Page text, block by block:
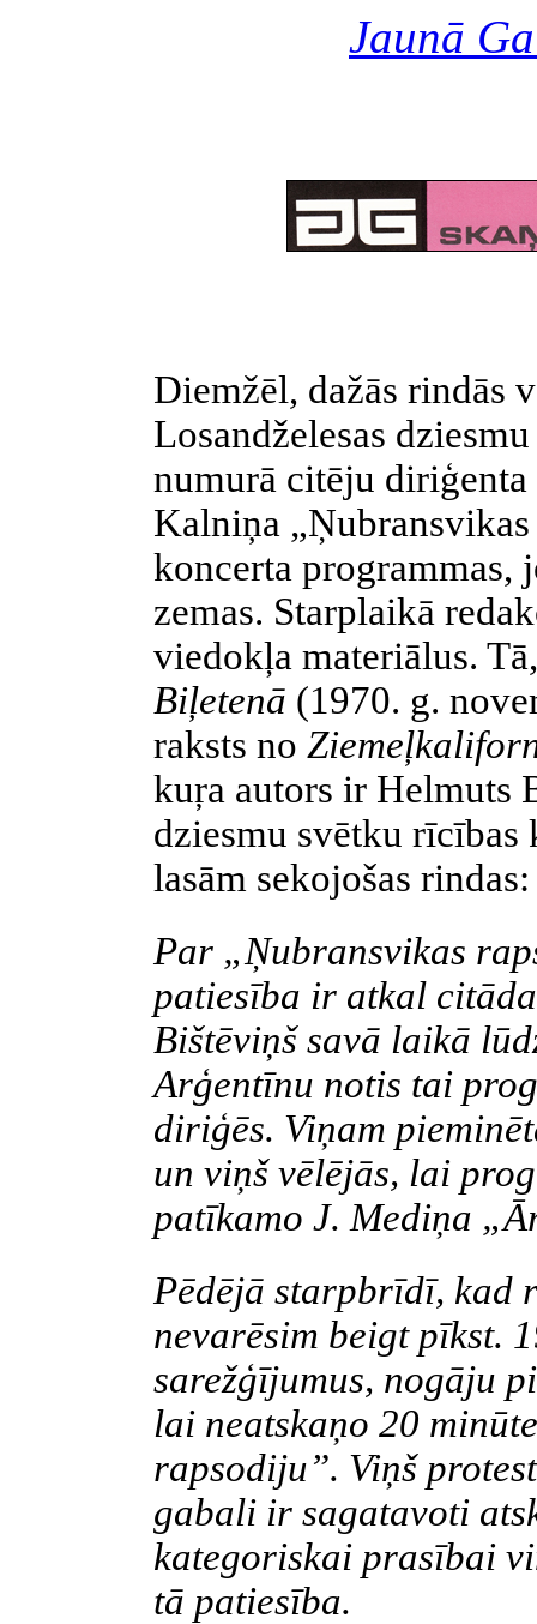
Jaunā
Diemžēl, dažās rindās
Losandželesas
numurā citēju
Kalniņa
koncerta programmas,
zemas. Starplaikā
viedokļa materiālus.
Biļetenā (1970. g.
raksts no
kuŗa autors ir Helmuts
dziesmu svētku rīcības
lasām sekojošas rindas:
Par „Ņubransvikas
patiesība ir atkal
Bištēviņš savā laikā
Arģentīnu notis tai
diriģēs. Viņam
un viņš vēlējās, lai
patīkamo J. Mediņa
Pēdējā starpbrīdī, kad
nevarēsim beigt pīkst.
sarežģījumus, nogāju
lai neatskaņo 20
rapsodiju”. Viņš
gabali ir sagatavoti
kategoriskai prasībai
tā patiesība.